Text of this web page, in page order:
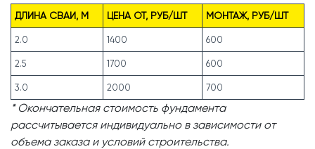
ДЛИНА СВАИ, М ЦЕНА ОТ, РУБ/ШТ МОНТАЖ, РУБ/ШТ
2.0 1400 600
2.5 1700 600
3.0 2000 700
* Окончательная стоимость фундамента
рассчитывается индивидуально в зависимости от
объема заказа и условий строительства.